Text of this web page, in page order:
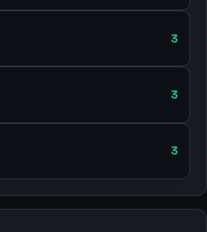
3
3
3